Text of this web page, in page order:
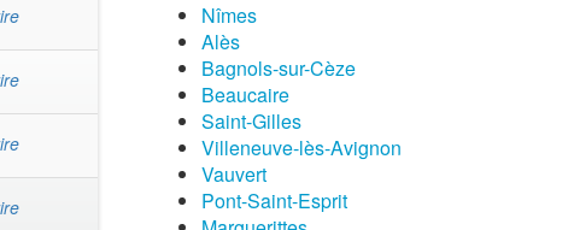
Nîmes
Alès
Bagnols-sur-Cèze
Beaucaire
Saint-Gilles
Villeneuve-lès-Avignon
Vauvert
Pont-Saint-Esprit